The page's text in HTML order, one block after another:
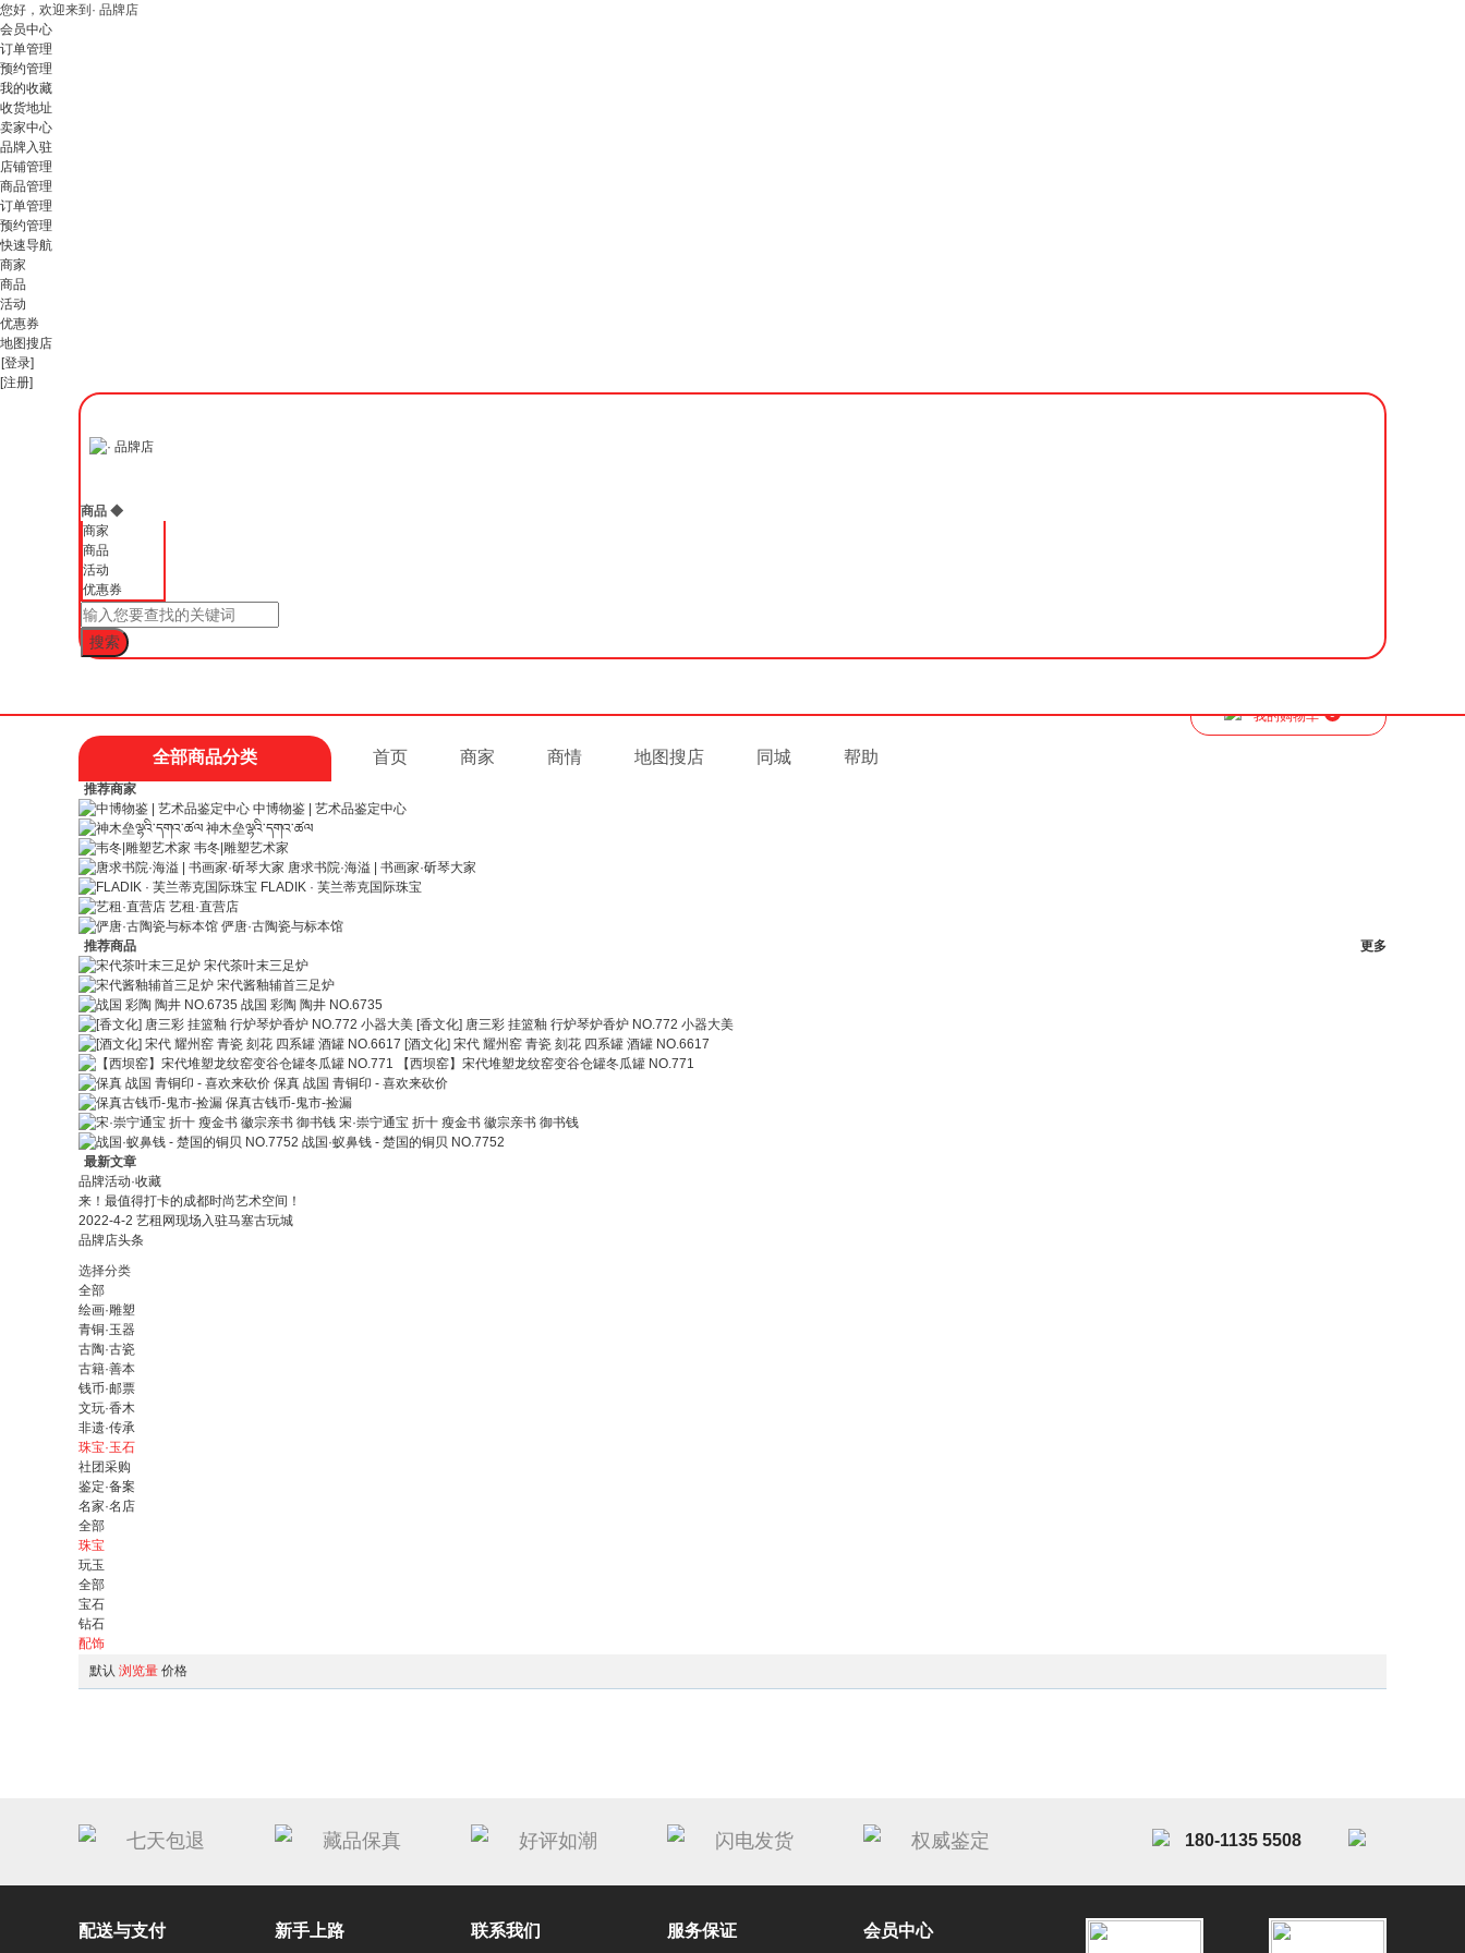
您好，欢迎来到· 品牌店
会员中心
订单管理
预约管理
我的收藏
收货地址
卖家中心
品牌入驻
店铺管理
商品管理
订单管理
预约管理
快速导航
商家
商品
活动
优惠券
地图搜店
[登录]
[注册]
商品 ◆
商家
商品
活动
优惠券
我的购物车 0
全部商品分类 首页 商家 商情 地图搜店 同城 帮助
推荐商家
中博物鉴 | 艺术品鉴定中心
神木垒ལྷའི་དགའ་ཚལ
韦冬|雕塑艺术家
唐求书院·海溢 | 书画家·斫琴大家
FLADIK · 芙兰蒂克国际珠宝
艺租·直营店
俨唐·古陶瓷与标本馆
推荐商品
更多
宋代茶叶末三足炉
宋代酱釉辅首三足炉
战国 彩陶 陶井 NO.6735
[香文化] 唐三彩 挂篮釉 行炉琴炉香炉 NO.772 小器大美
[酒文化] 宋代 耀州窑 青瓷 刻花 四系罐 酒罐 NO.6617
【西坝窑】宋代堆塑龙纹窑变谷仓罐冬瓜罐 NO.771
保真 战国 青铜印 - 喜欢来砍价
保真古钱币-鬼市-捡漏
宋·崇宁通宝 折十 瘦金书 徽宗亲书 御书钱
战国·蚁鼻钱 - 楚国的铜贝 NO.7752
最新文章
品牌活动·收藏
来！最值得打卡的成都时尚艺术空间！
2022-4-2 艺租网现场入驻马塞古玩城
品牌店头条
选择分类
全部
绘画·雕塑
青铜·玉器
古陶·古瓷
古籍·善本
钱币·邮票
文玩·香木
非遗·传承
珠宝·玉石
社团采购
鉴定·备案
名家·名店
全部
珠宝
玩玉
全部
宝石
钻石
配饰
默认 浏览量 价格
七天包退 藏品保真 好评如潮 闪电发货 权威鉴定 180-1135 5508
配送与支付 新手上路 联系我们 服务保证 会员中心